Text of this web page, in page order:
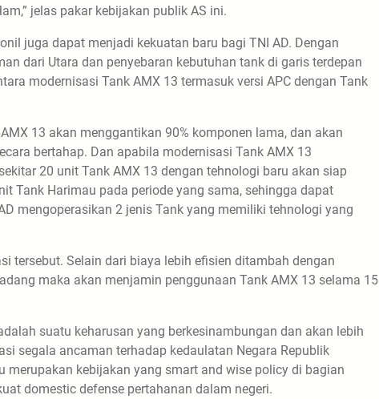
jelas pakar kebijakan publik AS ini.
juga dapat menjadi kekuatan baru bagi TNI AD. Dengan
dari Utara dan penyebaran kebutuhan tank di garis terdepan
modernisasi Tank AMX 13 termasuk versi APC dengan Tank
13 akan menggantikan 90% komponen lama, dan akan
bertahap. Dan apabila modernisasi Tank AMX 13
20 unit Tank AMX 13 dengan tehnologi baru akan siap
Tank Harimau pada periode yang sama, sehingga dapat
mengoperasikan 2 jenis Tank yang memiliki tehnologi yang
tersebut. Selain dari biaya lebih efisien ditambah dengan
maka akan menjamin penggunaan Tank AMX 13 selama 15
suatu keharusan yang berkesinambungan dan akan lebih
segala ancaman terhadap kedaulatan Negara Republik
kebijakan yang smart and wise policy di bagian
domestic defense pertahanan dalam negeri.